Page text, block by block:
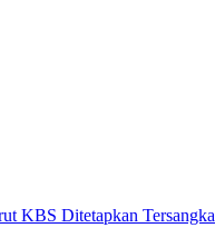
KBS Ditetapkan Tersangka